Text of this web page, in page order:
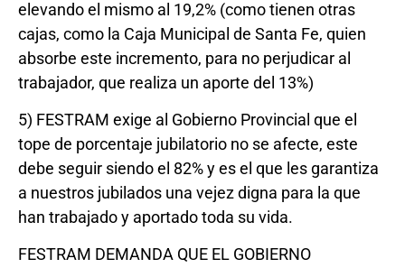
elevando el mismo al 19,2% (como tienen otras
cajas, como la Caja Municipal de Santa Fe, quien
absorbe este incremento, para no perjudicar al
trabajador, que realiza un aporte del 13%)
5) FESTRAM exige al Gobierno Provincial que el
tope de porcentaje jubilatorio no se afecte, este
debe seguir siendo el 82% y es el que les garantiza
a nuestros jubilados una vejez digna para la que
han trabajado y aportado toda su vida.
FESTRAM DEMANDA QUE EL GOBIERNO